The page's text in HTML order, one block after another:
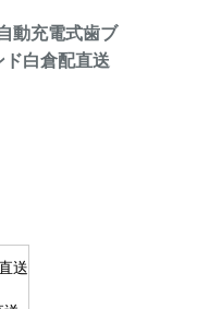
動充電式歯ブ
白倉配直送